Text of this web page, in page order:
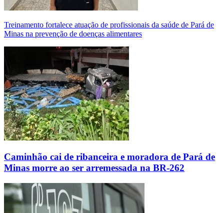
Treinamento fortalece atuação de profissionais da saúde de Pará de
Minas na prevenção de doenças alimentares
Caminhão cai de ribanceira e moradora de Pará de
Minas morre ao ser arremessada na BR-262